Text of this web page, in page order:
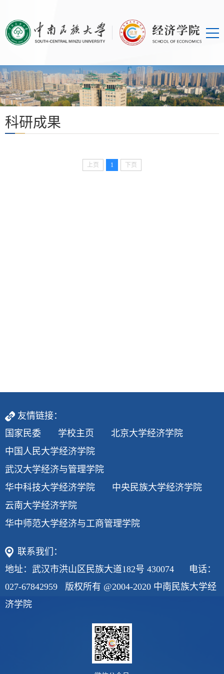
科研成果
上页 1 下页
友情链接：
国家民委
学校主页
北京大学经济学院
中国人民大学经济学院
武汉大学经济与管理学院
华中科技大学经济学院
中央民族大学经济学院
云南大学经济学院
华中师范大学经济与工商管理学院
联系我们：
地址：武汉市洪山区民族大道182号 430074 电话：
027-67842959 版权所有 @2004-2020 中南民族大学经
济学院